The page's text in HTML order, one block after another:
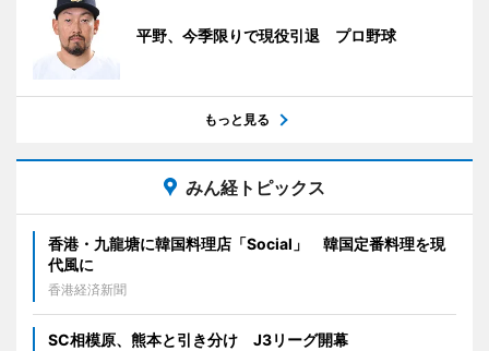
平野、今季限りで現役引退 プロ野球
もっと見る
みん経トピックス
香港・九龍塘に韓国料理店「Social」 韓国定番料理を現
代風に
香港経済新聞
SC相模原、熊本と引き分け J3リーグ開幕